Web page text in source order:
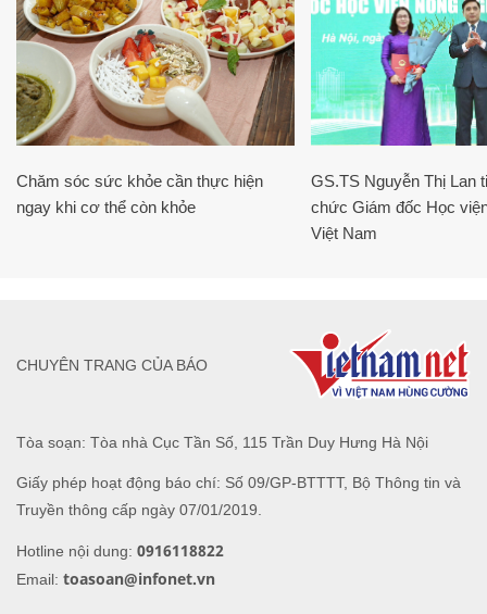
Chăm sóc sức khỏe cần thực hiện
ngay khi cơ thể còn khỏe
GS.TS Nguyễn Thị Lan
chức Giám đốc Học
Việt Nam
Tòa soạn: Tòa nhà Cục Tần Số, 115 Trần Duy Hưng Hà Nội
Giấy phép hoạt động báo chí: Số 09/GP-BTTTT, Bộ Thông tin và
Truyền thông cấp ngày 07/01/2019.
Hotline nội dung: 0916118822
Email: toasoan@infonet.vn
CHUYÊN TRANG CỦA BÁO